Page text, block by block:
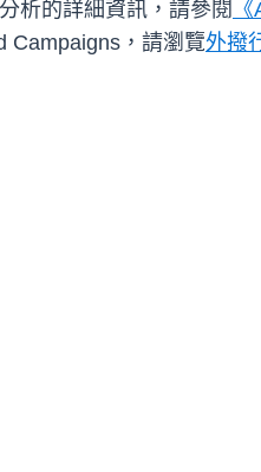
析的詳細資訊，請參閱
Campaigns，請瀏覽外撥